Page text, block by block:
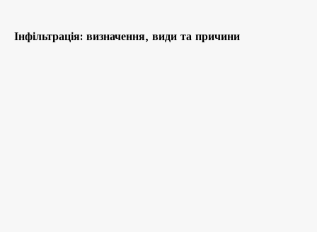
Інфільтрація: визначення, види та причини